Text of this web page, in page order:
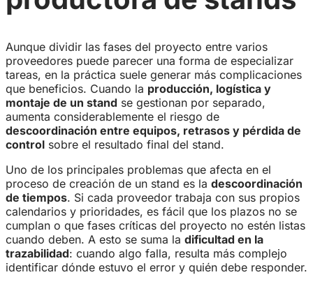
Aunque dividir las fases del proyecto entre varios
proveedores puede parecer una forma de especializar
tareas, en la práctica suele generar más complicaciones
que beneficios. Cuando la producción, logística y
montaje de un stand se gestionan por separado,
aumenta considerablemente el riesgo de
descoordinación entre equipos, retrasos y pérdida de
control sobre el resultado final del stand.
Uno de los principales problemas que afecta en el
proceso de creación de un stand es la descoordinación
de tiempos. Si cada proveedor trabaja con sus propios
calendarios y prioridades, es fácil que los plazos no se
cumplan o que fases críticas del proyecto no estén listas
cuando deben. A esto se suma la dificultad en la
trazabilidad: cuando algo falla, resulta más complejo
identificar dónde estuvo el error y quién debe responder.